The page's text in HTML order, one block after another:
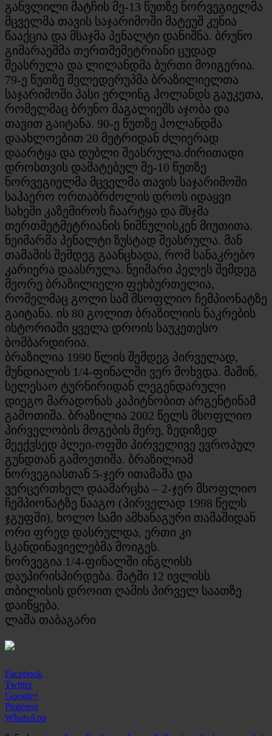
განვლილი მატჩის მე-13 წუთზე ნორვეგიელმა
მცველმა თავის საჯარიმოში მატეუშ კუნია
წააქცია და მსაჯმა პენალტი დანიშნა. ბრუნო
გიმარაეშმა თერთმემეტრიანი ცუდად
შეასრულა და ლილანდმა ბურთი მოიგერია.
79-ე წუთზე შელედერუპმა ბრაზილიელთა
საჯარიმოში პასი ერლინგ ჰოლანდს გაუკეთა,
რომელმაც ბრუნო მაგალიეშს აჯობა და
თავით გაიტანა. 90-ე წუთზე ჰოლანდმა
დაახლოებით 20 მეტრიდან ძლიერად
დაარტყა და დუბლი შეასრულა.ძირითადი
დროსთვის დამატებულ მე-10 წუთზე
ნორვეგიელმა მცველმა თავის საჯარიმოში
საჰაერო ორთაბრძოლის დროს იდაყვი
სახეში კაზემიროს ჩაარტყა და მსჯმა
თერთმეტმეტრიანის ნიშნულისკენ მიუთითა.
ნეიმარმა პენალტი ზუსტად შეასრულა. მან
თამაშის შემდეგ გაანცხადა, რომ სანაკრებო
კარიერა დაასრულა. ნეიმარი პელეს შემდეგ
მეორე ბრაზილიელი ფეხბურთელია,
რომელმაც გოლი სამ მსოფლიო ჩემპიონატზე
გაიტანა. ის 80 გოლით ბრაზილიის ნაკრების
ისტორიაში ყველა დროის საუკეთესო
ბომბარდირია.
ბრაზილია 1990 წლის შემდეგ პირველად,
მუნდიალის 1/4-ფინალში ვერ მოხვდა. მაშინ,
სელესაო ტურნირიდან ლეგენდარული
დიეგო მარადონას კაპიტნობით არგენტინამ
გამოთიშა. ბრაზილია 2002 წელს მსოფლიო
პირველობის მოგების მერე, ზედიზედ
მეექვსედ პლეი-ოფში პირველივე ევროპულ
გუნდთან გამოეთიშა. ბრაზილიამ
ნორვეგიასთან 5-ჯერ ითამაშა და
ვერცერთხელ დაამარცხა – 2-ჯერ მსოფლიო
ჩემპიონატზე წააგო (პირველად 1998 წელს
ჯგუფში), ხოლო სამი ამხანაგური თამაშიდან
ორი ფრედ დასრულდა, ერთი კი
სკანდინავიელებმა მოიგეს.
ნორვეგია 1/4-ფინალში ინგლისს
დაუპირისპირდება. მატში 12 ივლისს
თბილისის დროით ღამის პირველ საათზე
დაიწყება.
ლაშა თაბაგარი
Facebook
Twitter
Google+
Pinterest
WhatsApp